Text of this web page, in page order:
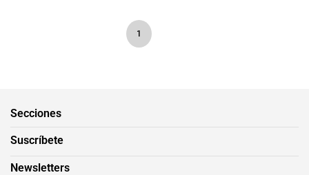
1
Secciones
Suscríbete
Newsletters